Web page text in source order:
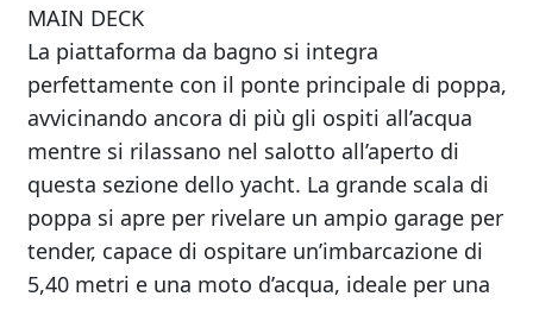
MAIN DECK
La piattaforma da bagno si integra
perfettamente con il ponte principale di poppa,
avvicinando ancora di più gli ospiti all’acqua
mentre si rilassano nel salotto all’aperto di
questa sezione dello yacht. La grande scala di
poppa si apre per rivelare un ampio garage per
tender, capace di ospitare un’imbarcazione di
5,40 metri e una moto d’acqua, ideale per una